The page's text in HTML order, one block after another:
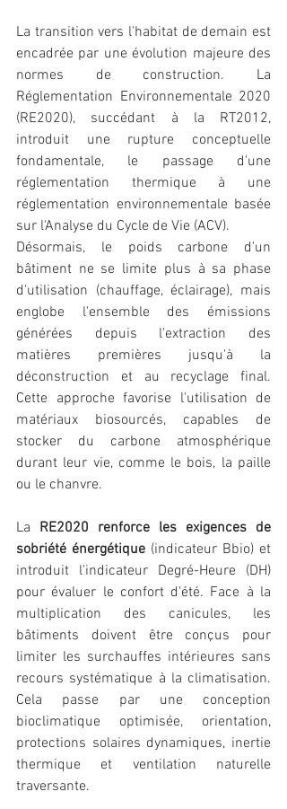
La transition vers l'habitat de demain est
encadrée par une évolution majeure des
normes de construction. La
Réglementation Environnementale 2020
(RE2020), succédant à la RT2012,
introduit une rupture conceptuelle
fondamentale, le passage d'une
réglementation thermique à une
réglementation environnementale basée
sur l'Analyse du Cycle de Vie (ACV).
Désormais, le poids carbone d'un
bâtiment ne se limite plus à sa phase
d'utilisation (chauffage, éclairage), mais
englobe l'ensemble des émissions
générées depuis l'extraction des
matières premières jusqu'à la
déconstruction et au recyclage final.
Cette approche favorise l'utilisation de
matériaux biosourcés, capables de
stocker du carbone atmosphérique
durant leur vie, comme le bois, la paille
ou le chanvre.
La RE2020 renforce les exigences de
sobriété énergétique (indicateur Bbio) et
introduit l'indicateur Degré-Heure (DH)
pour évaluer le confort d'été. Face à la
multiplication des canicules, les
bâtiments doivent être conçus pour
limiter les surchauffes intérieures sans
recours systématique à la climatisation.
Cela passe par une conception
bioclimatique optimisée, orientation,
protections solaires dynamiques, inertie
thermique et ventilation naturelle
traversante.